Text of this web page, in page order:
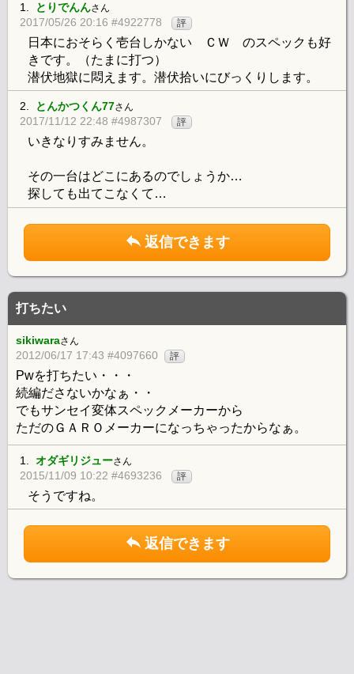
1. とりでんんさん
2017/05/26 20:16 #4922778 評
日本におそらく壱台しかない ＣＷ のスペックも好
きです。（たまに打つ）
潜伏地獄に悶えます。潜伏拾いにびっくりします。
2. とんかつくん77さん
2017/11/12 22:48 #4987307 評
いきなりすみません。
その一台はどこにあるのでしょうか…
探しても出てこなくて…
返信できます
打ちたい
sikiwaraさん
2012/06/17 17:43 #4097660 評
Pwを打ちたい・・・
続編ださないかなぁ・・
でもサンセイ変体スペックメーカーから
ただのＧＡＲＯメーカーになっちゃったからなぁ。
1. オダギリジューさん
2015/11/09 10:22 #4693236 評
そうですね。
返信できます